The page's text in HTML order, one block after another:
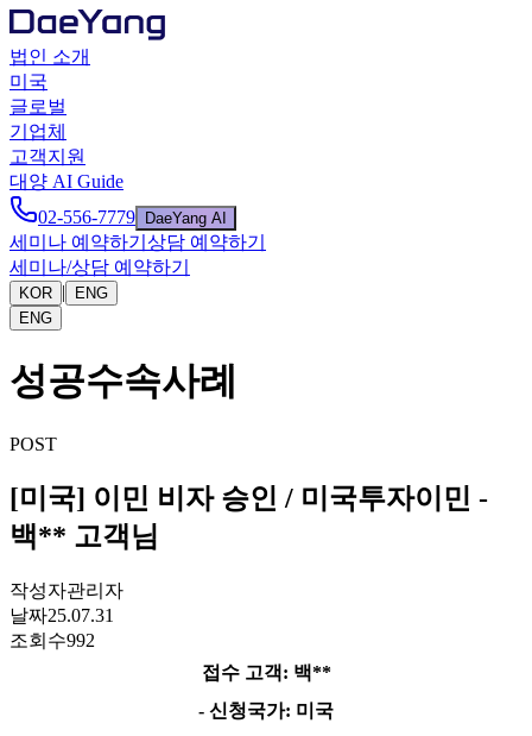
법인 소개
미국
글로벌
기업체
고객지원
대양 AI Guide
02-556-7779
DaeYang AI
세미나 예약하기 상담 예약하기
세미나/상담 예약하기
KOR |
ENG
ENG
성공수속사례
POST
[미국] 이민 비자 승인 / 미국투자이민 -
백** 고객님
작성자관리자
날짜25.07.31
조회수992
접수 고객: 백**
- 신청국가: 미국